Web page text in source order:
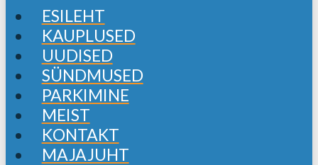
ESILEHT
KAUPLUSED
UUDISED
SÜNDMUSED
PARKIMINE
MEIST
KONTAKT
MAJAJUHT